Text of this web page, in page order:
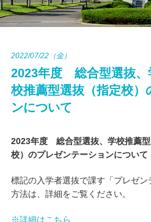
大学案内
学部・大学院
キャンパスライフ
学友会クラブ活動
2022/07/22（金）
2023年度 総合型選抜、
校推薦型選抜（指定校）
ンについて
2023年度 総合型選抜、学校推薦
校）のプレゼンテーションについて
標記の入学者選抜で課す「プレゼ
方法は、詳細をご覧ください。
※詳細はこちら